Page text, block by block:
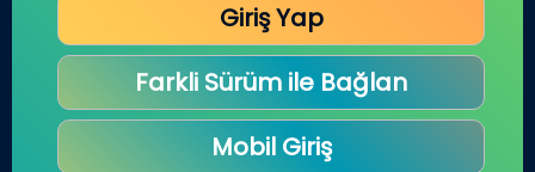
Giriş Yap
Farkli Sürüm ile Bağlan
Mobil Giriş